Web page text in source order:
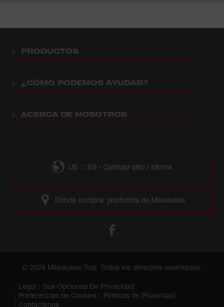
PRODUCTOS
¿CÓMO PODEMOS AYUDAR?
ACERCA DE NOSOTROS
US : : ES - Cambiar sitio / idioma
Dónde comprar productos de Milwaukee
© 2026 Milwaukee Tool. Todos los derechos reservados.
Legal
Sus Opciones De Privacidad
Preferencias de Cookies
Políticas de Privacidad
Contáctenos